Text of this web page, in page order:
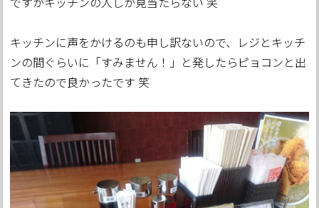
キッチンに声をかけるのも申し訳ないので、レジとキッチ
ンの間ぐらいに「すみません！」と発したらピョコンと出
てきたので良かったです 笑